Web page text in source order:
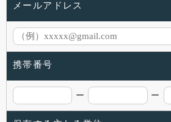
メールアドレス
携帯番号
ー ー